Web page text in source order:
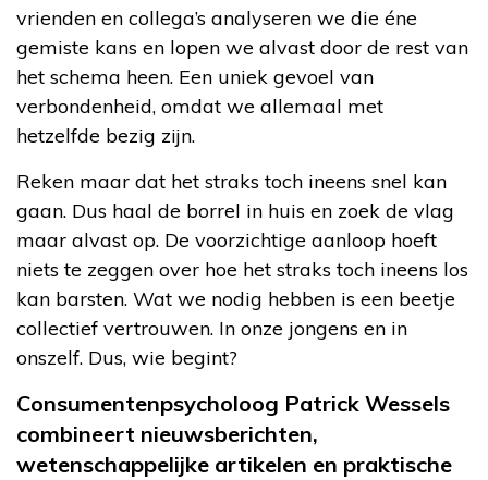
vrienden en collega’s analyseren we die éne
gemiste kans en lopen we alvast door de rest van
het schema heen. Een uniek gevoel van
verbondenheid, omdat we allemaal met
hetzelfde bezig zijn.
Reken maar dat het straks toch ineens snel kan
gaan. Dus haal de borrel in huis en zoek de vlag
maar alvast op. De voorzichtige aanloop hoeft
niets te zeggen over hoe het straks toch ineens los
kan barsten. Wat we nodig hebben is een beetje
collectief vertrouwen. In onze jongens en in
onszelf. Dus, wie begint?
Consumentenpsycholoog Patrick Wessels
combineert nieuwsberichten,
wetenschappelijke artikelen en praktische